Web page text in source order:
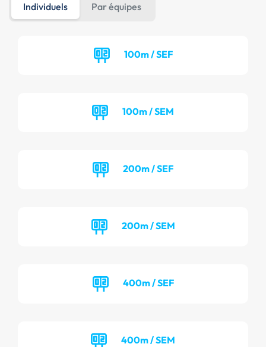
Individuels Par équipes
100m / SEF
100m / SEM
200m / SEF
200m / SEM
400m / SEF
400m / SEM